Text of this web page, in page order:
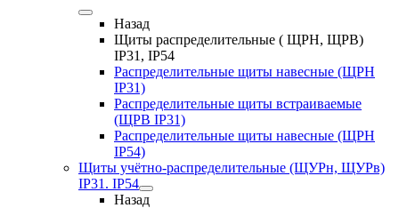
Назад
Щиты распределительные ( ЩРН, ЩРВ)
IP31, IP54
Распределительные щиты навесные (ЩРН
IP31)
Распределительные щиты встраиваемые
(ЩРВ IP31)
Распределительные щиты навесные (ЩРН
IP54)
Щиты учётно-распределительные (ЩУРн, ЩУРв)
IP31. IP54
Назад